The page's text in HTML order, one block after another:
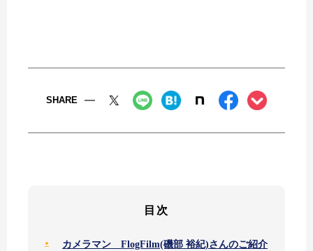
SHARE
目次
カメラマン FlogFilm(磯部 裕紀)さんのご紹介